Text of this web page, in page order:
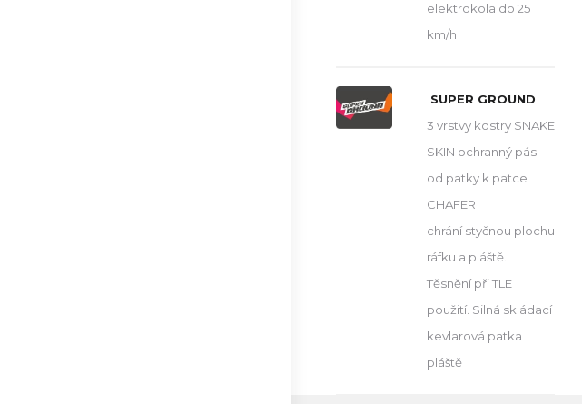
elektrokola do 25
km/h
SUPER GROUND
3 vrstvy kostry SNAKE
SKIN ochranný pás
od patky k patce
CHAFER
chrání styčnou plochu
ráfku a pláště.
Těsnění při TLE
použití. Silná skládací
kevlarová patka
pláště